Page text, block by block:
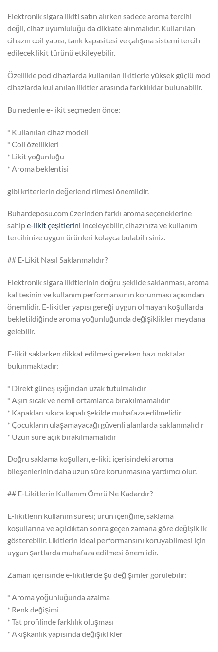
Elektronik sigara likiti satın alırken sadece aroma tercihi
değil, cihaz uyumluluğu da dikkate alınmalıdır. Kullanılan
cihazın coil yapısı, tank kapasitesi ve çalışma sistemi tercih
edilecek likit türünü etkileyebilir.
Özellikle pod cihazlarda kullanılan likitlerle yüksek güçlü mod
cihazlarda kullanılan likitler arasında farklılıklar bulunabilir.
Bu nedenle e-likit seçmeden önce:
* Kullanılan cihaz modeli
* Coil özellikleri
* Likit yoğunluğu
* Aroma beklentisi
gibi kriterlerin değerlendirilmesi önemlidir.
Buhardeposu.com üzerinden farklı aroma seçeneklerine
sahipe-likit çeşitlerini inceleyebilir, cihazınıza ve kullanım
tercihinize uygun ürünleri kolayca bulabilirsiniz.
## E-Likit Nasıl Saklanmalıdır?
Elektronik sigara likitlerinin doğru şekilde saklanması, aroma
kalitesinin ve kullanım performansının korunması açısından
önemlidir. E-likitler yapısı gereği uygun olmayan koşullarda
bekletildiğinde aroma yoğunluğunda değişiklikler meydana
gelebilir.
E-likit saklarken dikkat edilmesi gereken bazı noktalar
bulunmaktadır:
* Direkt güneş ışığından uzak tutulmalıdır
* Aşırı sıcak ve nemli ortamlarda bırakılmamalıdır
* Kapakları sıkıca kapalı şekilde muhafaza edilmelidir
* Çocukların ulaşamayacağı güvenli alanlarda saklanmalıdır
* Uzun süre açık bırakılmamalıdır
Doğru saklama koşulları, e-likit içerisindeki aroma
bileşenlerinin daha uzun süre korunmasına yardımcı olur.
## E-Likitlerin Kullanım Ömrü Ne Kadardır?
E-likitlerin kullanım süresi; ürün içeriğine, saklama
koşullarına ve açıldıktan sonra geçen zamana göre değişiklik
gösterebilir. Likitlerin ideal performansını koruyabilmesi için
uygun şartlarda muhafaza edilmesi önemlidir.
Zaman içerisinde e-likitlerde şu değişimler görülebilir:
* Aroma yoğunluğunda azalma
* Renk değişimi
* Tat profilinde farklılık oluşması
* Akışkanlık yapısında değişiklikler